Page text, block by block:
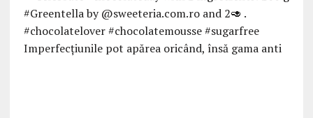
Imperfecțiunile pot apărea oricând, însă gama anti